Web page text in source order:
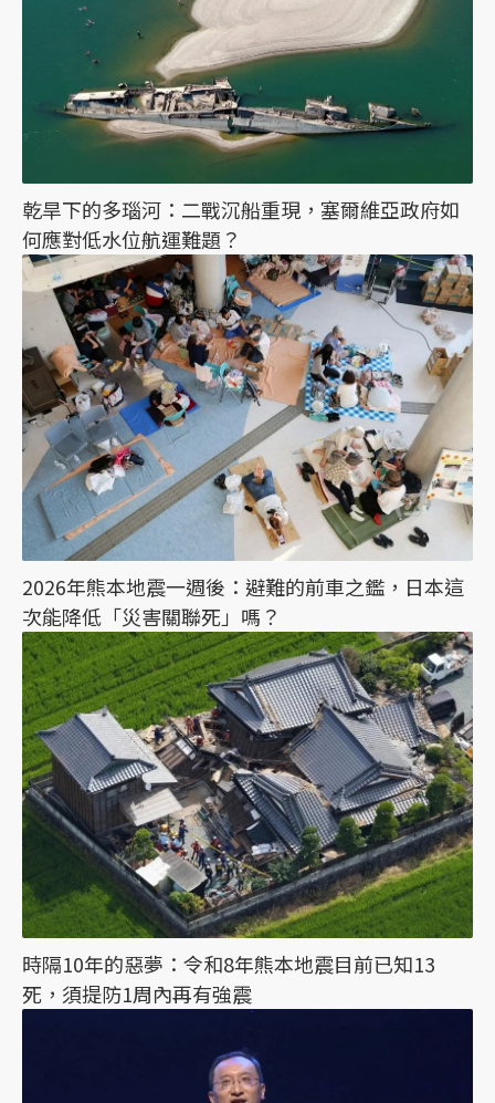
乾旱下的多瑙河：二戰沉船重現，塞爾維亞政府如
何應對低水位航運難題？
2026年熊本地震一週後：避難的前車之鑑，日本這
次能降低「災害關聯死」嗎？
時隔10年的惡夢：令和8年熊本地震目前已知13
死，須提防1周內再有強震